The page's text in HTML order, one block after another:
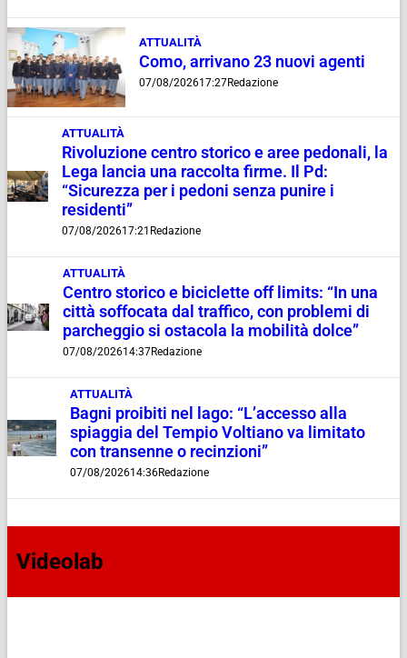
ATTUALITÀ
Como, arrivano 23 nuovi agenti
07/08/202617:27Redazione
ATTUALITÀ
Rivoluzione centro storico e aree pedonali, la
Lega lancia una raccolta firme. Il Pd:
“Sicurezza per i pedoni senza punire i
residenti”
07/08/202617:21 Redazione
ATTUALITÀ
Centro storico e biciclette off limits: “In una
città soffocata dal traffico, con problemi di
parcheggio si ostacola la mobilità dolce”
07/08/202614:37Redazione
ATTUALITÀ
Bagni proibiti nel lago: “L’accesso alla
spiaggia del Tempio Voltiano va limitato
con transenne o recinzioni”
07/08/202614:36Redazione
Videolab